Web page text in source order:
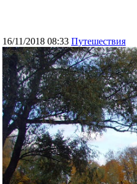
16/11/2018 08:33 Путешествия